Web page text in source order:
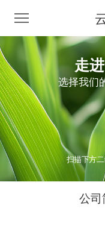
走
选择我们
扫描下方
公司